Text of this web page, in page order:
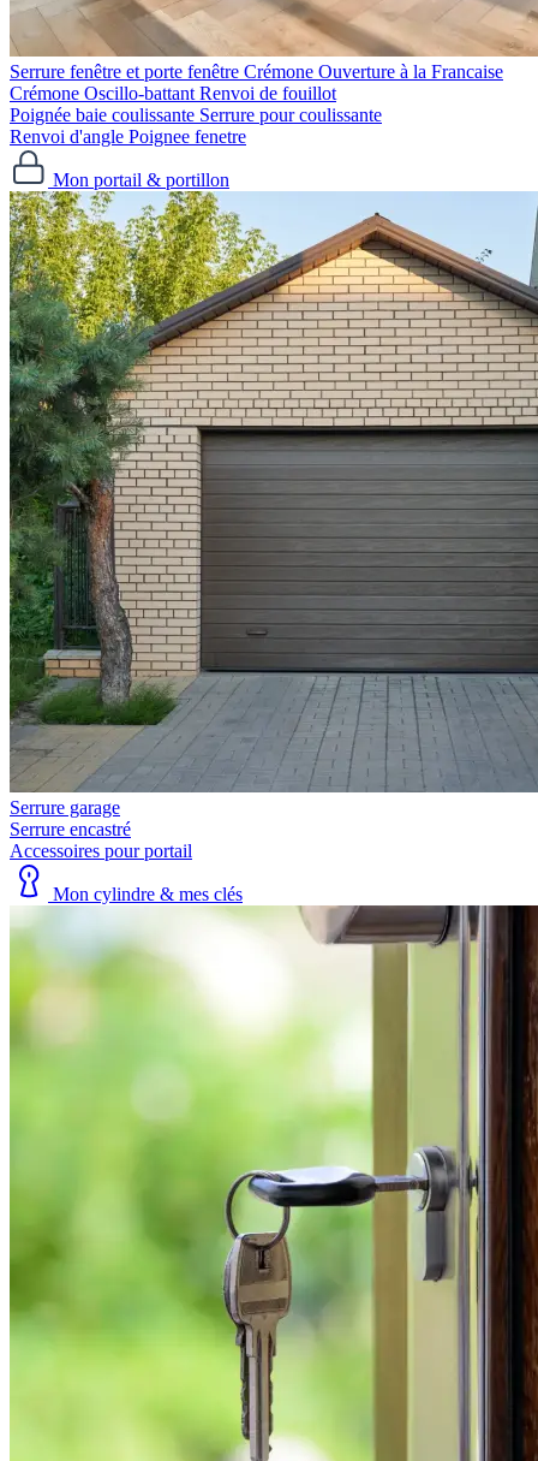
Serrure fenêtre et porte fenêtre Crémone Ouverture à la Francaise
Crémone Oscillo-battant Renvoi de fouillot
Poignée baie coulissante Serrure pour coulissante
Renvoi d'angle Poignee fenetre
Mon portail & portillon
Serrure garage
Serrure encastré
Accessoires pour portail
Mon cylindre & mes clés